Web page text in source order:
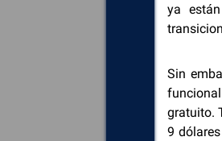
ya
Sin
gratuito.
9